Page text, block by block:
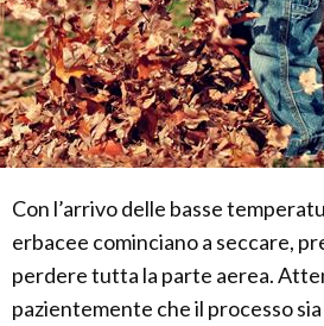
Con l’arrivo delle basse
erbacee cominciano a seccare,
perdere tutta la parte aerea.
pazientemente che il processo